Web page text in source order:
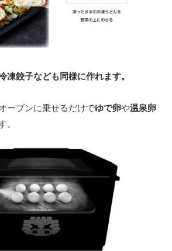
凍餃子なども同様に作れます。
ーブンに乗せるだけでゆで卵や温泉卵
。